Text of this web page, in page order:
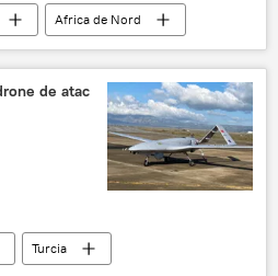
Africa de Nord
de atac
Turcia